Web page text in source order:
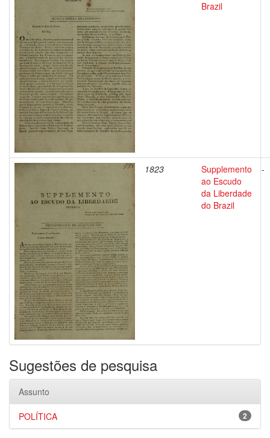
Brazil
1823
Supplemento
ao Escudo
da Liberdade
do Brazil
-
Sugestões de pesquisa
Assunto
2
POLÍTICA